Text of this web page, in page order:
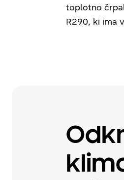
toplotno
R290, ki ima